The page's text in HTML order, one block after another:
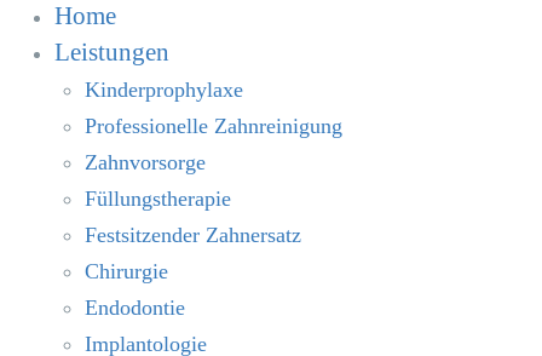
Home
Leistungen
Kinderprophylaxe
Professionelle Zahnreinigung
Zahnvorsorge
Füllungstherapie
Festsitzender Zahnersatz
Chirurgie
Endodontie
Implantologie